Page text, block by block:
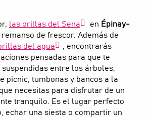
las orillas del Sena en Épinay-
remanso de frescor. Además de
del agua
, encontrarás
pensadas para que te
entre los árboles,
picnic, tumbonas y bancos a la
necesitas para disfrutar de un
tranquilo. Es el lugar perfecto
echar una siesta o compartir un